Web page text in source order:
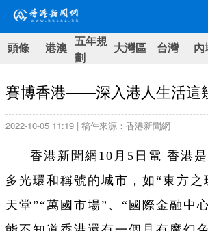
頭條 港澳 五年規
劃
大灣區 台灣 內
賽博香港——深入港人生活這
2022-10-05 11:19 | 稿件來源：香港新聞網
香港新聞網10月5日電 香港
多光環和稱號的城市，如“東方之
天堂”“萬國市場”、“國際金融中